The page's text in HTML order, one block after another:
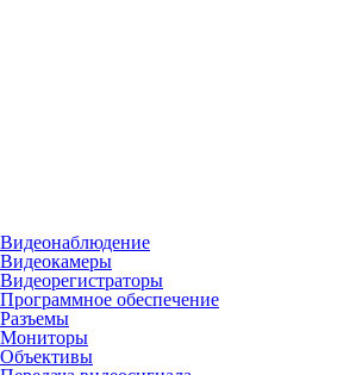
Видеонаблюдение
Видеокамеры
Видеорегистраторы
Программное обеспечение
Разъемы
Мониторы
Объективы